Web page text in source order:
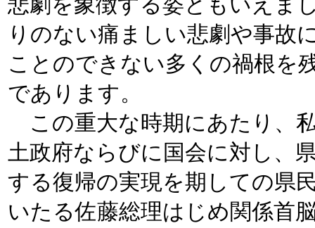
りのない痛ましい悲劇や事故
ことのできない多くの禍根を
であります。
この重大な時期にあたり、
土政府ならびに国会に対し、
する復帰の実現を期しての県
いたる佐藤総理はじめ関係首